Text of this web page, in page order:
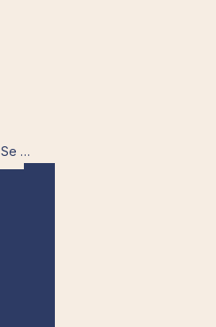
Se connecter